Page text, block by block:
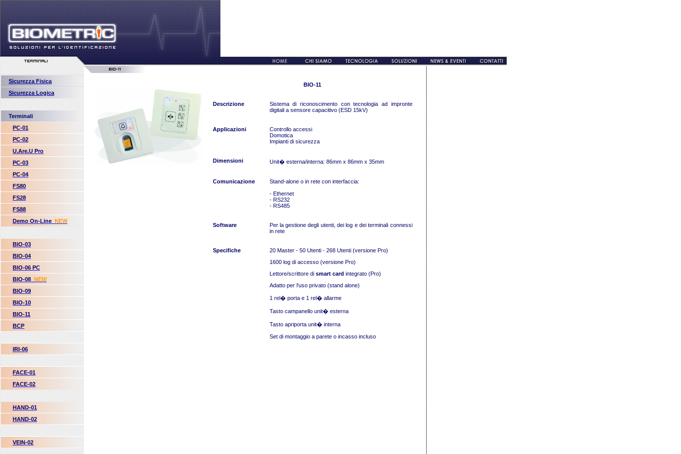
Sicurezza Fisica
Sicurezza Logica
Terminali
PC-01
PC-02
U.Are.U Pro
PC-03
PC-04
FS80
FS28
FS88
Demo On-LineNEW
BIO-03
BIO-04
BIO-06 PC
BIO-08NEW
BIO-09
BIO-10
BIO-11
BCP
IRI-06
FACE-01
FACE-02
HAND-01
HAND-02
VEIN-02
BIO-11
Descrizione
Sistema di riconoscimento con tecnologia ad impronte
digitali a sensore capacitivo (ESD 15kV)
Applicazioni
Controllo accessi
Domotica
Impianti di sicurezza
Dimensioni Unit� esterna/interna: 86mm x 86mm x 35mm
Comunicazione
Stand-alone o in rete con interfaccia:
- Ethernet
- RS232
- RS485
Software
Per la gestione degli utenti, dei log e dei terminali connessi
in rete
Specifiche
20 Master - 50 Utenti - 268 Utenti (versione Pro)
1600 log di accesso (versione Pro)
Lettore/scrittore di smart card integrato (Pro)
Adatto per l'uso privato (stand alone)
1 rel� porta e 1 rel� allarme
Tasto campanello unit� esterna
Tasto apriporta unit� interna
Set di montaggio a parete o incasso incluso